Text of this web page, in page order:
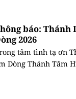
báo: Thánh
2026
tâm tình tạ ơn
Dòng Thánh Tâm